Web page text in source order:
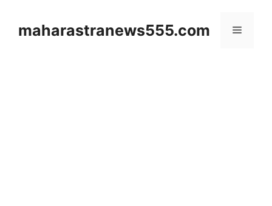
contentmaharastranews555.com Menu